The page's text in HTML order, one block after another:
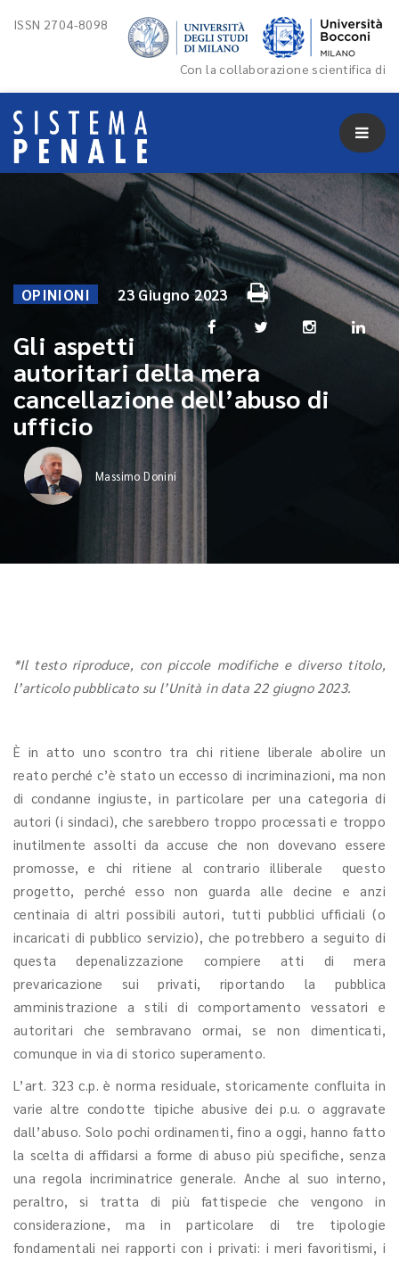
ISSN 2704-8098
Con la collaborazione scientifica di
OPINIONI 23 Giugno 2023
Gli aspetti
autoritari della mera
cancellazione dell’abuso di
ufficio
Massimo Donini
*Il testo riproduce, con piccole modifiche e diverso titolo,
l’articolo pubblicato su l’Unità in data 22 giugno 2023.
È in atto uno scontro tra chi ritiene liberale abolire un
reato perché c’è stato un eccesso di incriminazioni, ma non
di condanne ingiuste, in particolare per una categoria di
autori (i sindaci), che sarebbero troppo processati e troppo
inutilmente assolti da accuse che non dovevano essere
promosse, e chi ritiene al contrario illiberale questo
progetto, perché esso non guarda alle decine e anzi
centinaia di altri possibili autori, tutti pubblici ufficiali (o
incaricati di pubblico servizio), che potrebbero a seguito di
questa depenalizzazione compiere atti di mera
prevaricazione sui privati, riportando la pubblica
amministrazione a stili di comportamento vessatori e
autoritari che sembravano ormai, se non dimenticati,
comunque in via di storico superamento.
L’art. 323 c.p. è norma residuale, storicamente confluita in
varie altre condotte tipiche abusive dei p.u. o aggravate
dall’abuso. Solo pochi ordinamenti, fino a oggi, hanno fatto
la scelta di affidarsi a forme di abuso più specifiche, senza
una regola incriminatrice generale. Anche al suo interno,
peraltro, si tratta di più fattispecie che vengono in
considerazione, ma in particolare di tre tipologie
fondamentali nei rapporti con i privati: i meri favoritismi, i